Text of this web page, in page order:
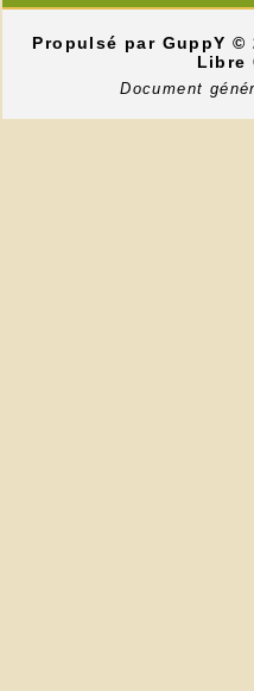
Propulsé par GuppY©
Libre
Document